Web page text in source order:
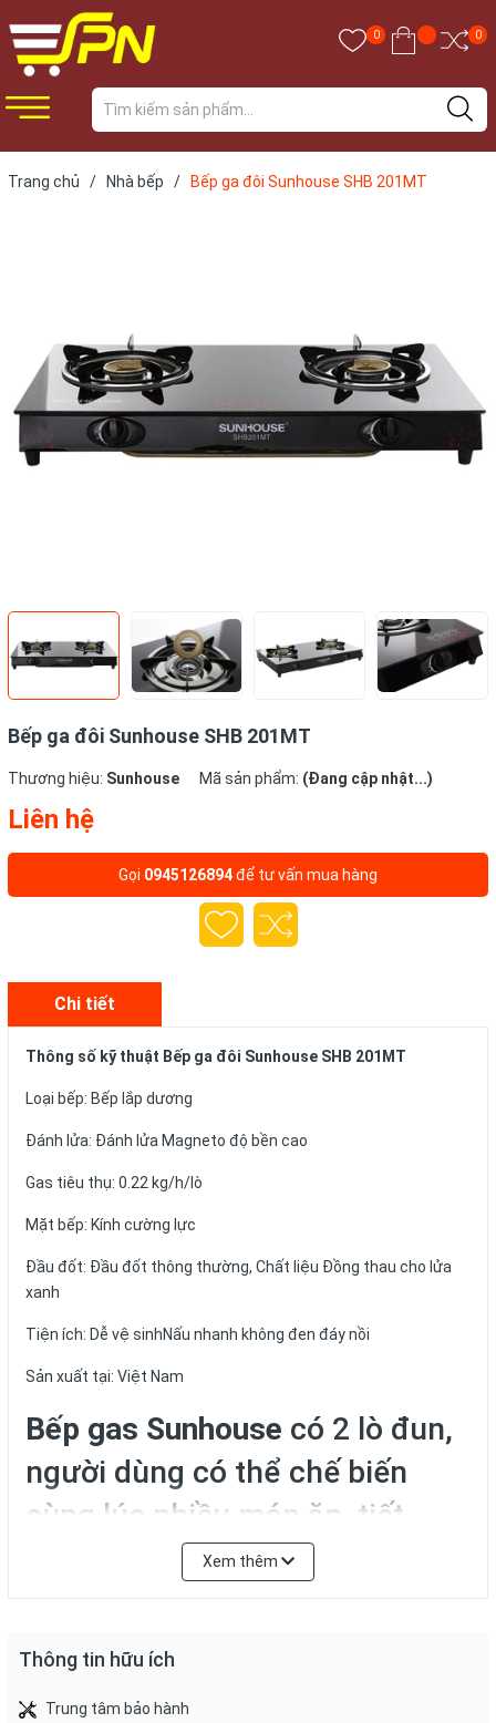
0 0
Trang chủ / Nhà bếp / Bếp ga đôi Sunhouse SHB 201MT
Bếp ga đôi Sunhouse SHB 201MT
Thương hiệu: Sunhouse Mã sản phẩm: (Đang cập nhật...)
Liên hệ
Gọi 0945126894để tư vấn mua hàng
Chi tiết
Thông số kỹ thuật Bếp ga đôi Sunhouse SHB 201MT
Loại bếp: Bếp lắp dương
Đánh lửa: Đánh lửa Magneto độ bền cao
Gas tiêu thụ: 0.22 kg/h/lò
Mặt bếp: Kính cường lực
Đầu đốt: Đầu đốt thông thường, Chất liệu Đồng thau cho lửa
xanh
Tiện ích: Dễ vệ sinhNấu nhanh không đen đáy nồi
Sản xuất tại: Việt Nam
Bếp gas Sunhouse có 2 lò đun,
người dùng có thể chế biến
cùng lúc nhiều món ăn, tiết
kiệm thời gianXem thêm
Thông tin hữu ích
Trung tâm bảo hành